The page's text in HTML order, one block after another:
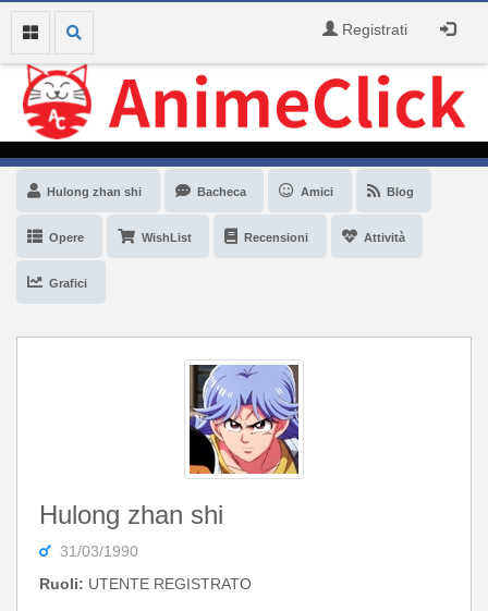
Registrati
Hulong zhan shi Bacheca Amici Blog
Opere WishList Recensioni Attività
Grafici
Hulong zhan shi
31/03/1990
Ruoli: UTENTE REGISTRATO